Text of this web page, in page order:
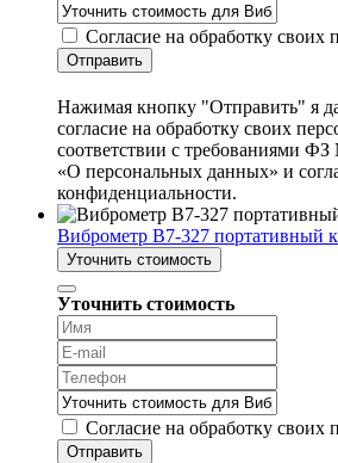
Согласие на обработку своих
Отправить
Нажимая кнопку "Отправить" я
согласие на обработку своих
соответствии с требованиями
«О персональных данных» и
конфиденциальности.
Виброметр В7-327 портативный
Уточнить стоимость
Уточнить стоимость
Согласие на обработку своих
Отправить